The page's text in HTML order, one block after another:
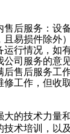
售后服务：设
且易损件除外
运行情况，如
司服务的意
后售后服务工
修工作，但收
大的技术力量
技术培训，以